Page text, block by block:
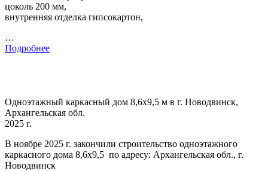
цоколь 200 мм,
внутренняя отделка гипсокартон,
…
Подробнее
Одноэтажный каркасный дом 8,6х9,5 м в г. Новодвинск,
Архангельская обл.
2025 г.
В ноябре 2025 г. закончили строительство одноэтажного
каркасного дома 8,6х9,5 по адресу: Архангельская обл., г.
Новодвинск